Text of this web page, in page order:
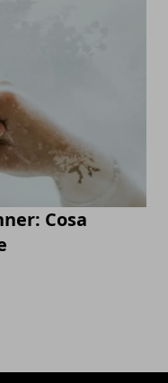
Cosa